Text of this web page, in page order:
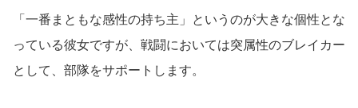
「一番まともな感性の持ち主」というのが大きな個性とな
っている彼女ですが、戦闘においては突属性のブレイカー
として、部隊をサポートします。